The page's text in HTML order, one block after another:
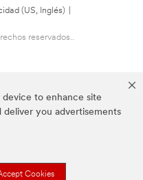
device to enhance site
deliver you advertisements
Cookies
(US, Inglés)
reservados..
marcas comerciales de 3M.